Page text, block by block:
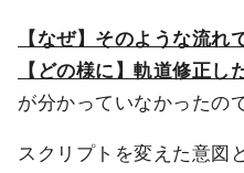
【なぜ】そのような流れ
【どの様に】軌道修正し
が分かっていなかったの
スクリプトを変えた意図